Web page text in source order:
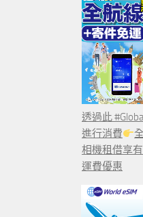
透過此
進行消費
相機租借享
運費優惠